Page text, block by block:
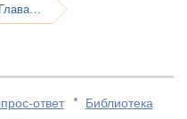
Евангелие от Луки, Глава 15
ответ
Библиотека